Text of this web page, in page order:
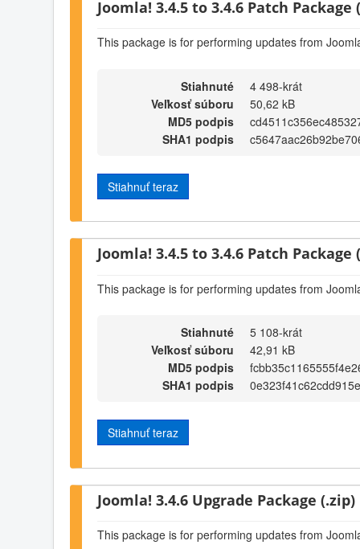
Joomla! 3.4.5 to 3.4.6 Patch Package
This package is for performing updates from
Stiahnuté
4 498-krát
Veľkosť súboru
50,62 kB
MD5 podpis
SHA1 podpis
Stiahnuť teraz
Joomla! 3.4.5 to 3.4.6 Patch Package
This package is for performing updates from
Stiahnuté
5 108-krát
Veľkosť súboru
42,91 kB
MD5 podpis
SHA1 podpis
Stiahnuť teraz
Joomla! 3.4.6 Upgrade Package (.zip)
This package is for performing updates from